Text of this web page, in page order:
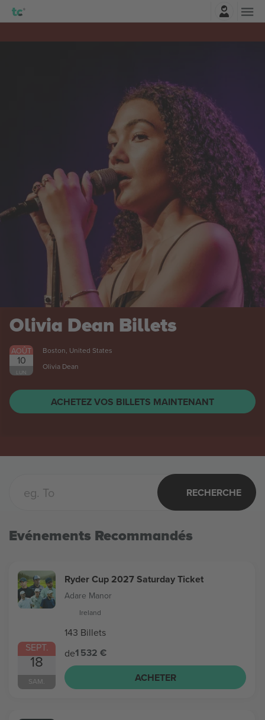
Olivia Dean Billets
AOÛT
10
LUN.
Boston, United States
Olivia Dean
ACHETEZ VOS BILLETS MAINTENANT
RECHERCHE
Evénements Recommandés
SEPT.
18
SAM.
Ryder Cup 2027 Saturday Ticket
Adare Manor
Ireland
143 Billets
de1 532 €
ACHETER